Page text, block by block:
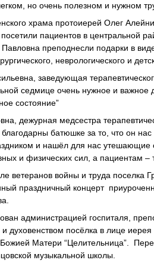
но очень полезном и нужном
храма протоиерей Олег
пациентов в центральной
преподнесли подарки в
неврологического и
заведующая
седмице очень нужное и важное
состояние”
дежурная медсестра
батюшке за то, что он
и нашёл для нас
и физических сил, а пациентам
ветеранов войны и труда поселка
праздничный концерт
администрацией госпиталя,
духовенством посёлка в лице иерея
Матери “Целительница”.
музыкальной школы.